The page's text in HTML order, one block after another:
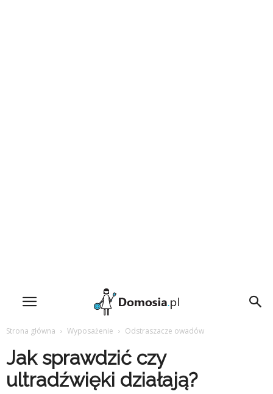
Strona główna Wyposażenie Odstraszacze owadów
Jak sprawdzić czy
ultradźwięki działają?